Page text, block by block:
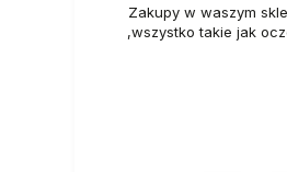
Zakupy w waszym
,wszystko takie jak